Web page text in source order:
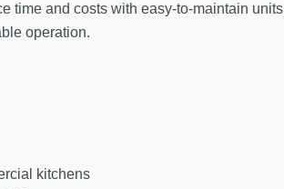
time and costs with easy-to-maintain units
operation.
kitchens